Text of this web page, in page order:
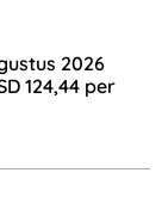
2026
124,44 per